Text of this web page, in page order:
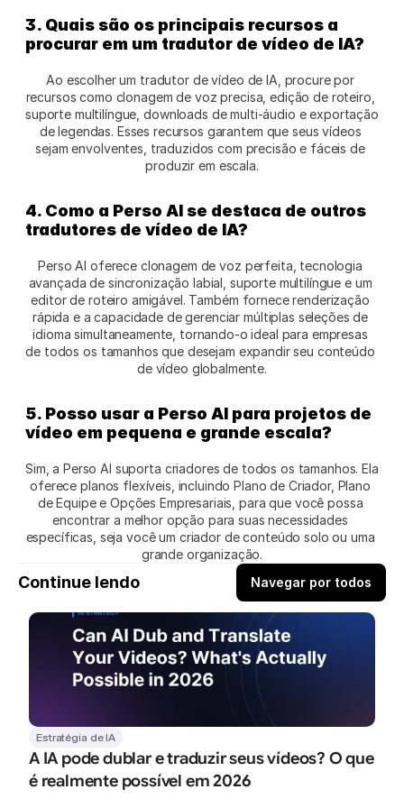
3. Quais são os principais recursos a
procurar em um tradutor de vídeo de IA?
Ao escolher um tradutor de vídeo de IA, procure por
recursos como clonagem de voz precisa, edição de roteiro,
suporte multilíngue, downloads de multi-áudio e exportação
de legendas. Esses recursos garantem que seus vídeos
sejam envolventes, traduzidos com precisão e fáceis de
produzir em escala.
4. Como a Perso AI se destaca de outros
tradutores de vídeo de IA?
Perso AI oferece clonagem de voz perfeita, tecnologia
avançada de sincronização labial, suporte multilíngue e um
editor de roteiro amigável. Também fornece renderização
rápida e a capacidade de gerenciar múltiplas seleções de
idioma simultaneamente, tornando-o ideal para empresas
de todos os tamanhos que desejam expandir seu conteúdo
de vídeo globalmente.
5. Posso usar a Perso AI para projetos de
vídeo em pequena e grande escala?
Sim, a Perso AI suporta criadores de todos os tamanhos. Ela
oferece planos flexíveis, incluindo Plano de Criador, Plano
de Equipe e Opções Empresariais, para que você possa
encontrar a melhor opção para suas necessidades
específicas, seja você um criador de conteúdo solo ou uma
grande organização.
Continue lendo Navegar por todos
Estratégia de IA
A IA pode dublar e traduzir seus vídeos? O que
é realmente possível em 2026